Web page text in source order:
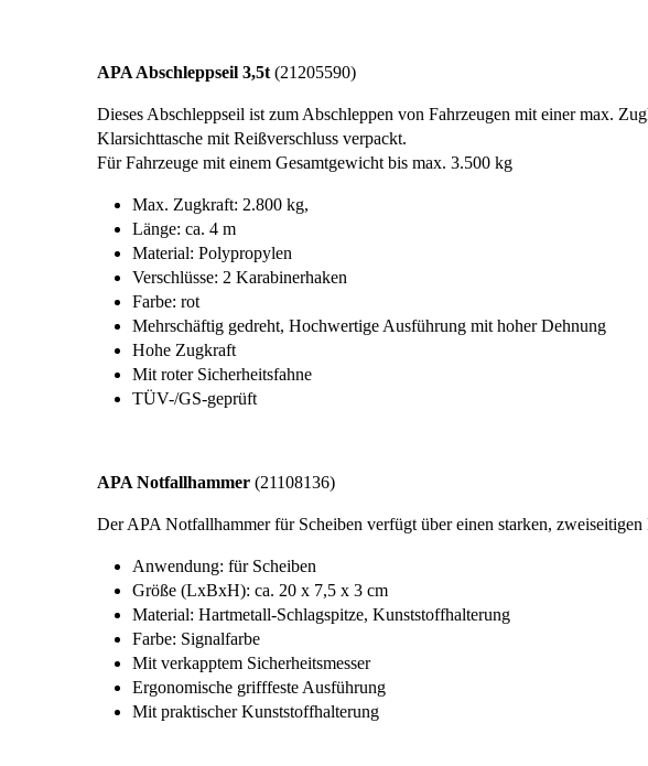
APA Abschleppseil 3,5t (21205590)
Dieses Abschleppseil ist zum Abschleppen von Fahrzeugen mit einer max.
Klarsichttasche mit Reißverschluss verpackt.
Für Fahrzeuge mit einem Gesamtgewicht bis max. 3.500 kg
Max. Zugkraft: 2.800 kg,
Länge: ca. 4 m
Material: Polypropylen
Verschlüsse: 2 Karabinerhaken
Farbe: rot
Mehrschäftig gedreht, Hochwertige Ausführung mit hoher Dehnung
Hohe Zugkraft
Mit roter Sicherheitsfahne
TÜV-/GS-geprüft
APA Notfallhammer (21108136)
Der APA Notfallhammer für Scheiben verfügt über einen starken,
Anwendung: für Scheiben
Größe (LxBxH): ca. 20 x 7,5 x 3 cm
Material: Hartmetall-Schlagspitze, Kunststoffhalterung
Farbe: Signalfarbe
Mit verkapptem Sicherheitsmesser
Ergonomische grifffeste Ausführung
Mit praktischer Kunststoffhalterung